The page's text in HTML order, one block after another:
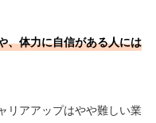
、体力に自信がある人には
リアアップはやや難しい業